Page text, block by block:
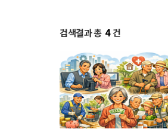
검색결과 총 4 건